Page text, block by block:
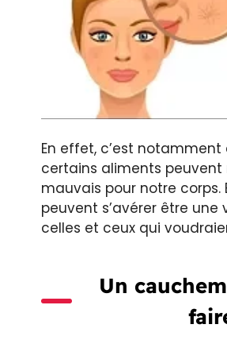
En effet, c’est
certains aliments
mauvais pour notre
peuvent s’avérer être
celles et ceux qui
Un